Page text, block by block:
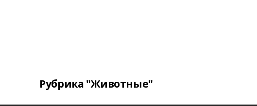
Рубрика "Животные"